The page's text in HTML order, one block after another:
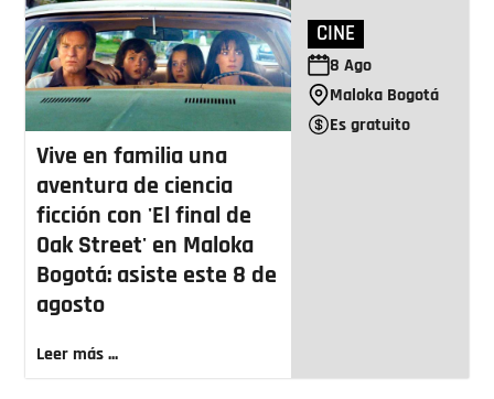
Vive en familia una
aventura de ciencia
ficción con 'El final de
Oak Street' en Maloka
Bogotá: asiste este 8 de
agosto
Leer más ...
CINE
8 Ago
Maloka Bogotá
Es gratuito